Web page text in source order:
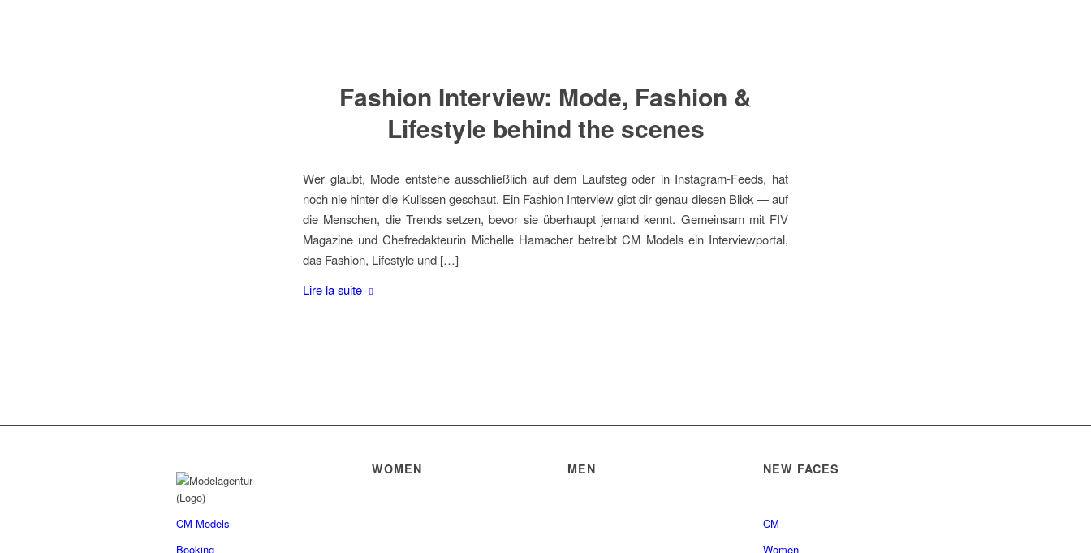
Fashion Interview: Mode, Fashion &
Lifestyle behind the scenes
Wer glaubt, Mode entstehe ausschließlich auf dem Laufsteg oder in Instagram-Feeds, hat
noch nie hinter die Kulissen geschaut. Ein Fashion Interview gibt dir genau diesen Blick — auf
die Menschen, die Trends setzen, bevor sie überhaupt jemand kennt. Gemeinsam mit FIV
Magazine und Chefredakteurin Michelle Hamacher betreibt CM Models ein Interviewportal,
das Fashion, Lifestyle und […]
Lire la suite
CM Models
Booking
WOMEN MEN NEW FACES
CM
Women